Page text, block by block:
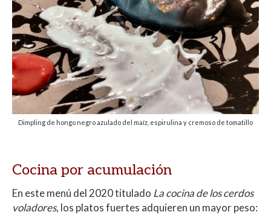
Dimpling de hongo negro azulado del maíz, espirulina y cremoso de tomatillo
Cocina por acumulación
En este menú del 2020 titulado La cocina de los cerdos
voladores, los platos fuertes adquieren un mayor peso: